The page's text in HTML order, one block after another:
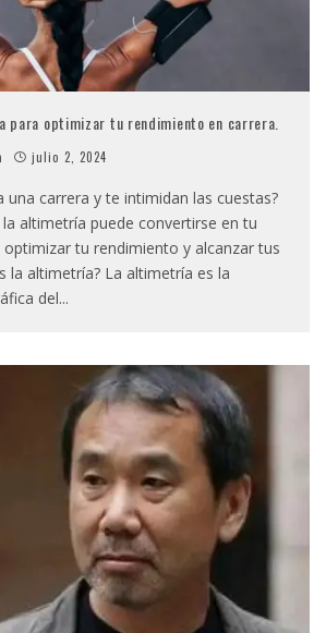
para optimizar tu rendimiento en carrera.
julio 2, 2024
una carrera y te intimidan las cuestas?
altimetría puede convertirse en tu
tu rendimiento y alcanzar tus
la altimetría? La altimetría es la
del...